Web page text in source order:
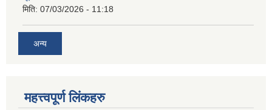
मिति: 07/03/2026 - 11:18
अन्य
महत्त्वपूर्ण लिंकहरु